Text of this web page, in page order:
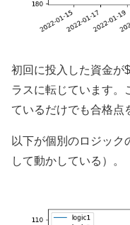
初回に投入した資金が
ラスに転じています。
ているだけでも合格点
以下が個別のロジッ
して動かしている）。